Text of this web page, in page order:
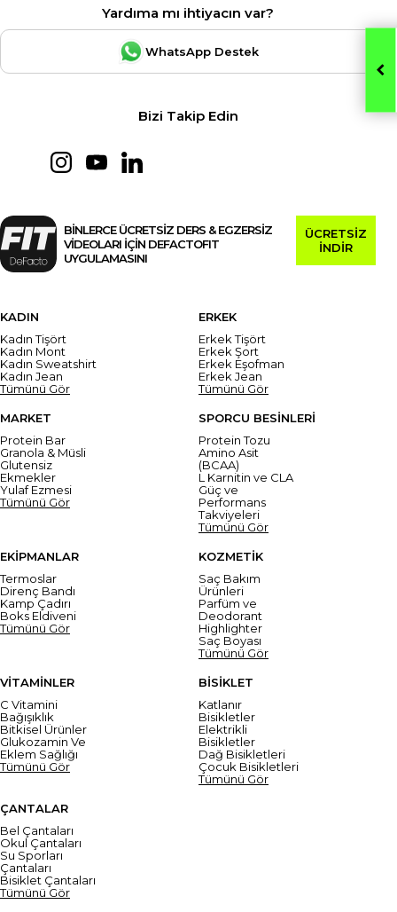
Yardıma mı ihtiyacın var?
WhatsApp Destek
Bizi Takip Edin
BİNLERCE ÜCRETSİZ DERS & EGZERSİZ
VİDEOLARI İÇİN DEFACTOFIT
UYGULAMASINI
ÜCRETSİZ
İNDİR
KADIN
Kadın Tişört
Kadın Mont
Kadın Sweatshirt
Kadın Jean
Tümünü Gör
ERKEK
Erkek Tişört
Erkek Şort
Erkek Eşofman
Erkek Jean
Tümünü Gör
MARKET
Protein Bar
Granola & Müsli
Glutensiz
Ekmekler
Yulaf Ezmesi
Tümünü Gör
SPORCU BESİNLERİ
Protein Tozu
Amino Asit
(BCAA)
L Karnitin ve CLA
Güç ve
Performans
Takviyeleri
Tümünü Gör
EKİPMANLAR
Termoslar
Direnç Bandı
Kamp Çadırı
Boks Eldiveni
Tümünü Gör
KOZMETİK
Saç Bakım
Ürünleri
Parfüm ve
Deodorant
Highlighter
Saç Boyası
Tümünü Gör
VİTAMİNLER
C Vitamini
Bağışıklık
Bitkisel Ürünler
Glukozamin Ve
Eklem Sağlığı
Tümünü Gör
BİSİKLET
Katlanır
Bisikletler
Elektrikli
Bisikletler
Dağ Bisikletleri
Çocuk Bisikletleri
Tümünü Gör
ÇANTALAR
Bel Çantaları
Okul Çantaları
Su Sporları
Çantaları
Bisiklet Çantaları
Tümünü Gör